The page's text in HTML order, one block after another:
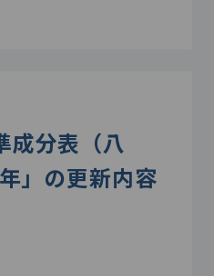
成分表（八
」の更新内容